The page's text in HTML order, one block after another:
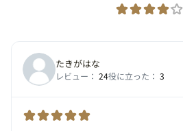
たきがはな
レビュー： 24役に立った： 3